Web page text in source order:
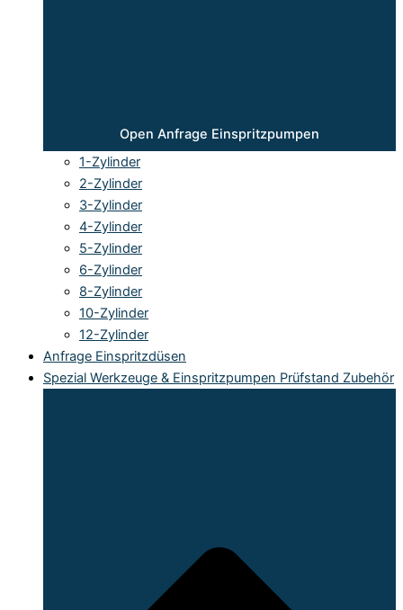
Open Anfrage Einspritzpumpen
1-Zylinder
2-Zylinder
3-Zylinder
4-Zylinder
5-Zylinder
6-Zylinder
8-Zylinder
10-Zylinder
12-Zylinder
Anfrage Einspritzdüsen
Spezial Werkzeuge & Einspritzpumpen Prüfstand Zubehör